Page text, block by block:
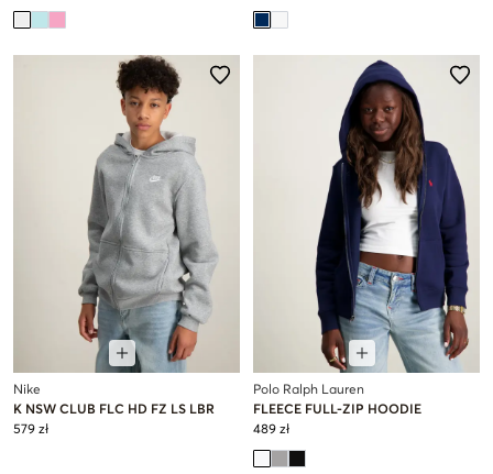
Nike
K NSW CLUB FLC HD FZ LS LBR
579 zł
Polo Ralph Lauren
FLEECE FULL-ZIP HOODIE
489 zł